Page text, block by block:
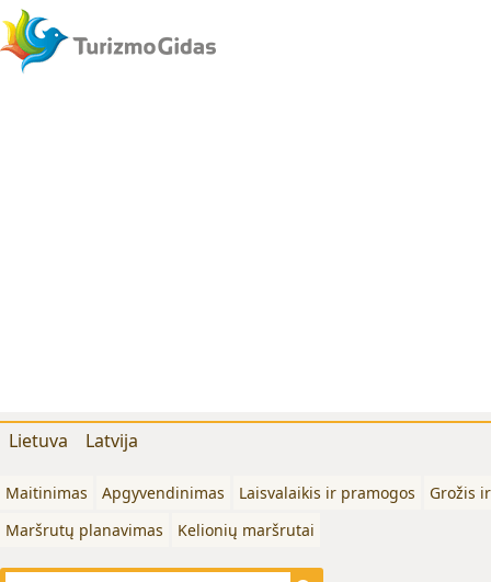
Lietuva Latvija
Maitinimas Apgyvendinimas Laisvalaikis ir pramogos
Grožis
Maršrutų planavimas
Kelionių maršrutai